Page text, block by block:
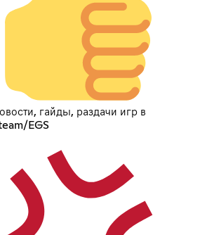
гайды, раздачи игр в
EGS